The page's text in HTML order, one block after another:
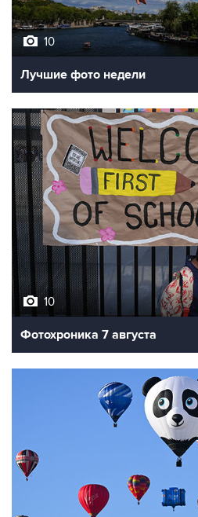
10
Лучшие фото недели
10
Фотохроника 7 августа